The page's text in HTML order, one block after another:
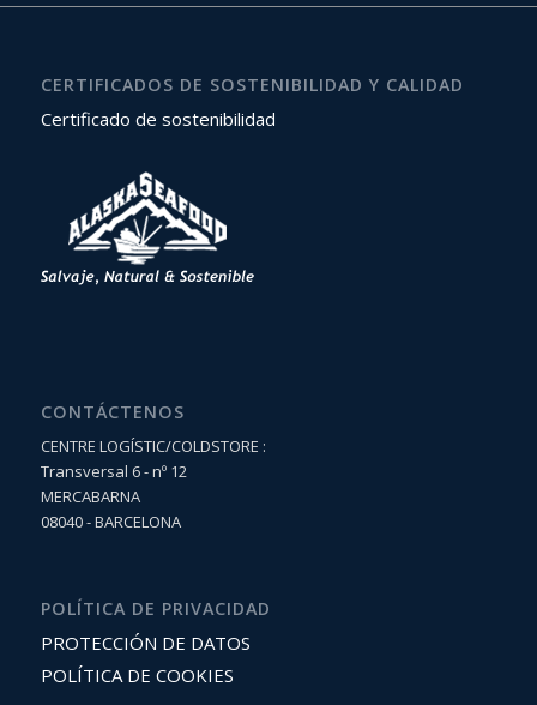
CERTIFICADOS DE SOSTENIBILIDAD Y CALIDAD
Certificado de sostenibilidad
CONTÁCTENOS
CENTRE LOGÍSTIC/COLDSTORE :
Transversal 6 - nº 12
MERCABARNA
08040 - BARCELONA
POLÍTICA DE PRIVACIDAD
PROTECCIÓN DE DATOS
POLÍTICA DE COOKIES